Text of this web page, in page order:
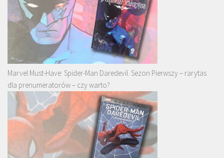
Marvel Must-Have: Spider-Man Daredevil. Sezon Pierwszy – rarytas
dla prenumeratorów – czy warto?